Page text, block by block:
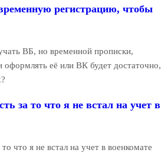
регистрацию, чтобы
ВБ, но временной прописки,
оформлять её или ВК будет достаточно,
за то что я не встал на учет в
что я не встал на учет в военкомате